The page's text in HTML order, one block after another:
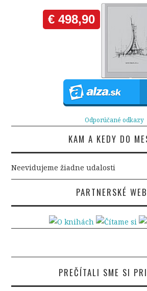
Odporúčané odkazy
KAM A KEDY DO
Neevidujeme žiadne udalosti
PARTNERSKÉ
PREČÍTALI SME SI